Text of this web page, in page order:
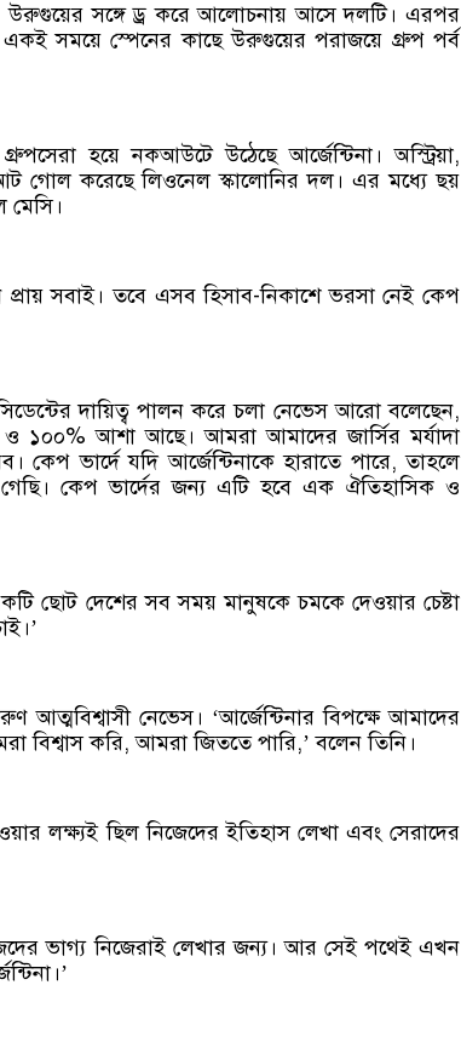
উরুগুয়ের সঙ্গে ড্র করে আলোচনায় আসে দলটি। এরপর
সময়ে স্পেনের কাছে উরুগুয়ের পরাজয়ে গ্রুপ পর্ব
হয়ে নকআউটে উঠেছে আর্জেন্টিনা। অস্ট্রিয়া,
গোল করেছে লিওনেল স্কালোনির দল। এর মধ্যে ছয়
প্রায় সবাই। তবে এসব হিসাব-নিকাশে ভরসা নেই কেপ
দায়িত্ব পালন করে চলা নেভেস আরো বলেছেন,
১০০% আশা আছে। আমরা আমাদের জার্সির মর্যাদা
কেপ ভার্দে যদি আর্জেন্টিনাকে হারাতে পারে, তাহলে
কেপ ভার্দের জন্য এটি হবে এক ঐতিহাসিক ও
ছোট দেশের সব সময় মানুষকে চমকে দেওয়ার চেষ্টা
আত্মবিশ্বাসী নেভেস। ‘আর্জেন্টিনার বিপক্ষে আমাদের
বিশ্বাস করি, আমরা জিততে পারি,’ বলেন তিনি।
লক্ষ্যই ছিল নিজেদের ইতিহাস লেখা এবং সেরাদের
ভাগ্য নিজেরাই লেখার জন্য। আর সেই পথেই এখন